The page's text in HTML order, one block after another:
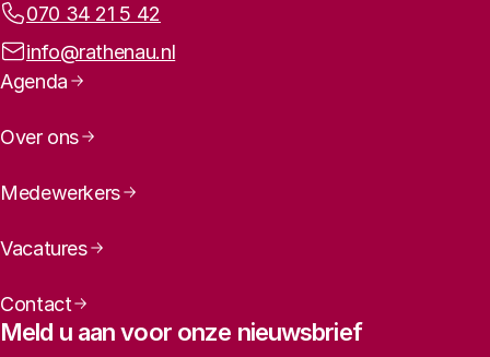
Bij voorkeur citeren als:
Telefoonnummer:
070 34 21 5 42
E-mailadres:
info@rathenau.nl
Paginanavigatie
Agenda
Over ons
Medewerkers
Vacatures
Contact
Meld u aan voor onze nieuwsbrief